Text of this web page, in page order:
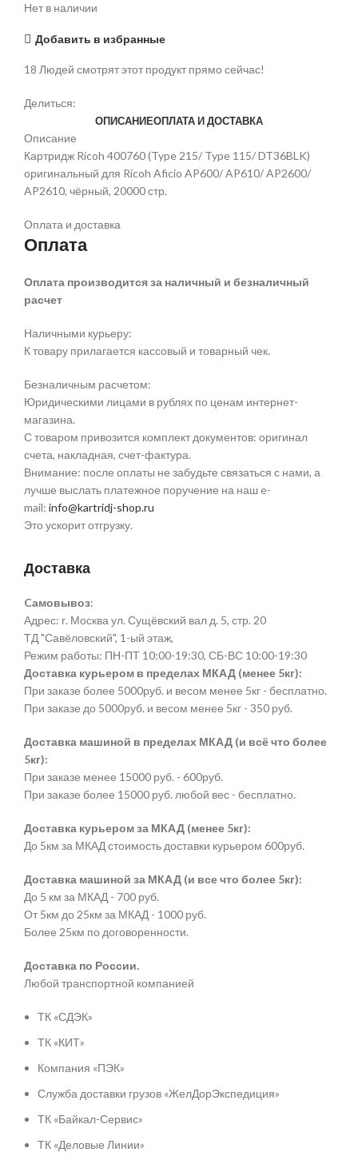
Нет в наличии
Добавить в избранные
18 Людей смотрят этот продукт прямо сейчас!
Делиться:
ОПИСАНИЕОПЛАТА И ДОСТАВКА
Описание
Картридж Ricoh 400760 (Type 215/ Type 115/ DT36BLK)
оригинальный для Ricoh Aficio AP600/ AP610/ AP2600/
AP2610, чёрный, 20000 стр.
Оплата и доставка
Оплата
Оплата производится за наличный и безналичный
расчет
Наличными курьеру:
К товару прилагается кассовый и товарный чек.
Безналичным расчетом:
Юридическими лицами в рублях по ценам интернет-
магазина.
С товаром привозится комплект документов: оригинал
счета, накладная, счет-фактура.
Внимание: после оплаты не забудьте связаться с нами, а
лучше выслать платежное поручение на наш e-
mail: info@kartridj-shop.ru
Это ускорит отгрузку.
Доставка
Cамовывоз:
Адрес: г. Москва ул. Сущёвский вал д. 5, стр. 20
ТД "Савёловский", 1-ый этаж,
Режим работы: ПН-ПТ 10:00-19:30, СБ-ВС 10:00-19:30
Доставка курьером в пределах МКАД (менее 5кг):
При заказе более 5000руб. и весом менее 5кг - бесплатно.
При заказе до 5000руб. и весом менее 5кг - 350 руб.
Доставка машиной в пределах МКАД (и всё что более
5кг):
При заказе менее 15000 руб. - 600руб.
При заказе более 15000 руб. любой вес - бесплатно.
Доставка курьером за МКАД (менее 5кг):
До 5км за МКАД стоимость доставки курьером 600руб.
Доставка машиной за МКАД (и все что более 5кг):
До 5 км за МКАД - 700 руб.
От 5км до 25км за МКАД - 1000 руб.
Более 25км по договоренности.
Доставка по России.
Любой транспортной компанией
ТК «СДЭК»
ТК «КИТ»
Компания «ПЭК»
Служба доставки грузов «ЖелДорЭкспедиция»
ТК «Байкал-Сервис»
ТК «Деловые Линии»